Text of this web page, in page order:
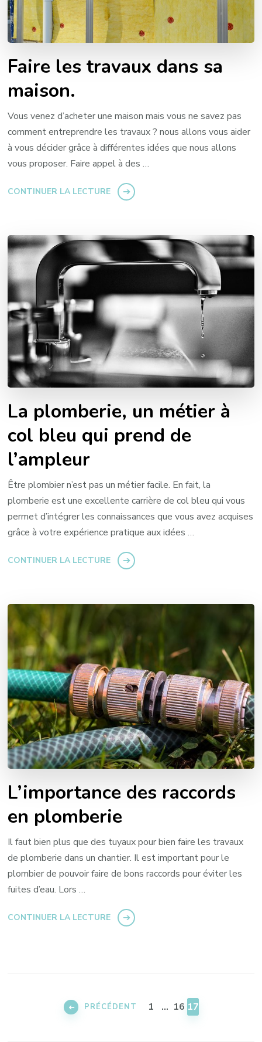
Faire les travaux dans sa
maison.
Vous venez d’acheter une maison mais vous ne savez pas
comment entreprendre les travaux ? nous allons vous aider
à vous décider grâce à différentes idées que nous allons
vous proposer. Faire appel à des …
CONTINUER LA LECTURE
La plomberie, un métier à
col bleu qui prend de
l’ampleur
Être plombier n’est pas un métier facile. En fait, la
plomberie est une excellente carrière de col bleu qui vous
permet d’intégrer les connaissances que vous avez acquises
grâce à votre expérience pratique aux idées …
CONTINUER LA LECTURE
L’importance des raccords
en plomberie
Il faut bien plus que des tuyaux pour bien faire les travaux
de plomberie dans un chantier. Il est important pour le
plombier de pouvoir faire de bons raccords pour éviter les
fuites d’eau. Lors …
CONTINUER LA LECTURE
PRÉCÉDENT PAGE
1 … PAGE
16 PAGE
17